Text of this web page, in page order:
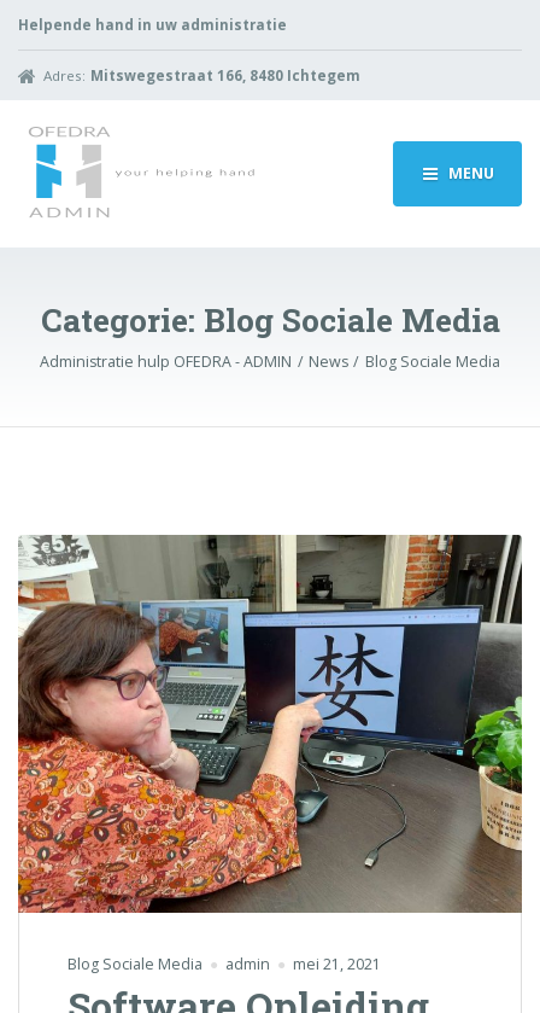
Helpende hand in uw administratie
Adres: Mitswegestraat 166, 8480 Ichtegem
MENU
Categorie: Blog Sociale Media
Administratie hulp OFEDRA - ADMIN News Blog Sociale Media
Blog Sociale Media admin mei 21, 2021